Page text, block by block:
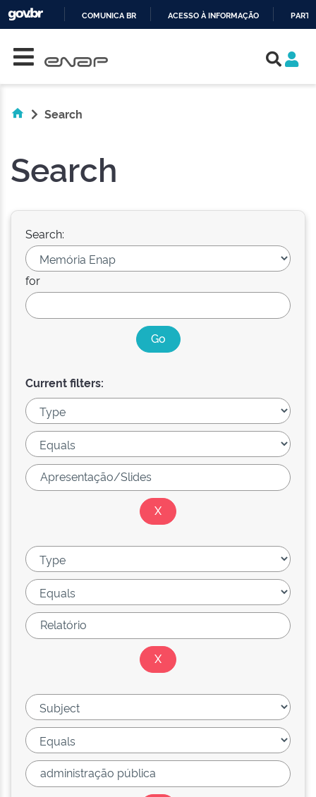
COMUNICA BR ACESSO À INFORMAÇÃO
Search
Search
Search:
for
Current filters: